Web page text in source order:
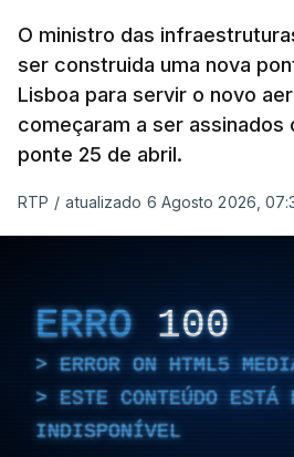
O ministro das
ser construida uma nova
Lisboa para servir o novo
começaram a ser assinados
ponte 25 de abril.
RTP / atualizado 6 Agosto 2026,
ERRO 100
ERROR ON HTML5
ESTE CONTEÚDO ESTÁ
INDISPONÍVEL